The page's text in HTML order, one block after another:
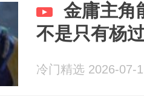
金庸主角
不是只有杨
冷门精选 2026-07-